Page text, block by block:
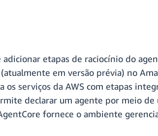
etapas de raciocínio do
em versão prévia) no
serviços da AWS com etapas
declarar um agente por meio de
fornece o ambiente